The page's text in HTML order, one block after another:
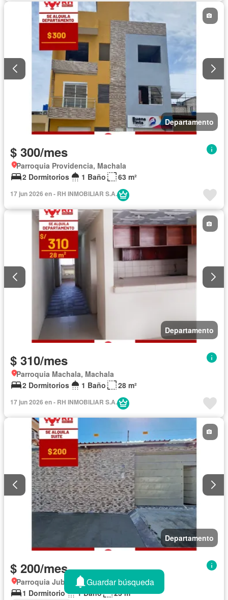
Departamento
$ 300/mes
Parroquia Providencia, Machala
2 Dormitorios
1 Baño 63 m²
17 jun 2026 en - RH INMOBILIAR S.A.
Departamento
$ 310/mes
Parroquia Machala, Machala
2 Dormitorios
1 Baño 28 m²
17 jun 2026 en - RH INMOBILIAR S.A.
Departamento
$ 200/mes
Parroquia Jubones, Machala
1 Dormitorio
1 Baño 23 m²
Guardar búsqueda